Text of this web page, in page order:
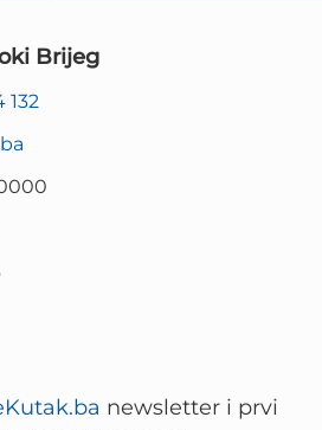
Brijeg
132
newsletter i prvi